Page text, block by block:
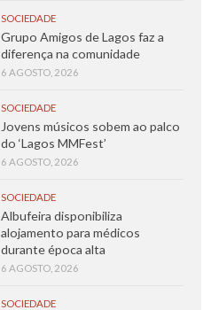
SOCIEDADE
Grupo Amigos de Lagos faz a
diferença na comunidade
6 AGOSTO, 2026
SOCIEDADE
Jovens músicos sobem ao palco
do ‘Lagos MMFest’
6 AGOSTO, 2026
SOCIEDADE
Albufeira disponibiliza
alojamento para médicos
durante época alta
6 AGOSTO, 2026
SOCIEDADE